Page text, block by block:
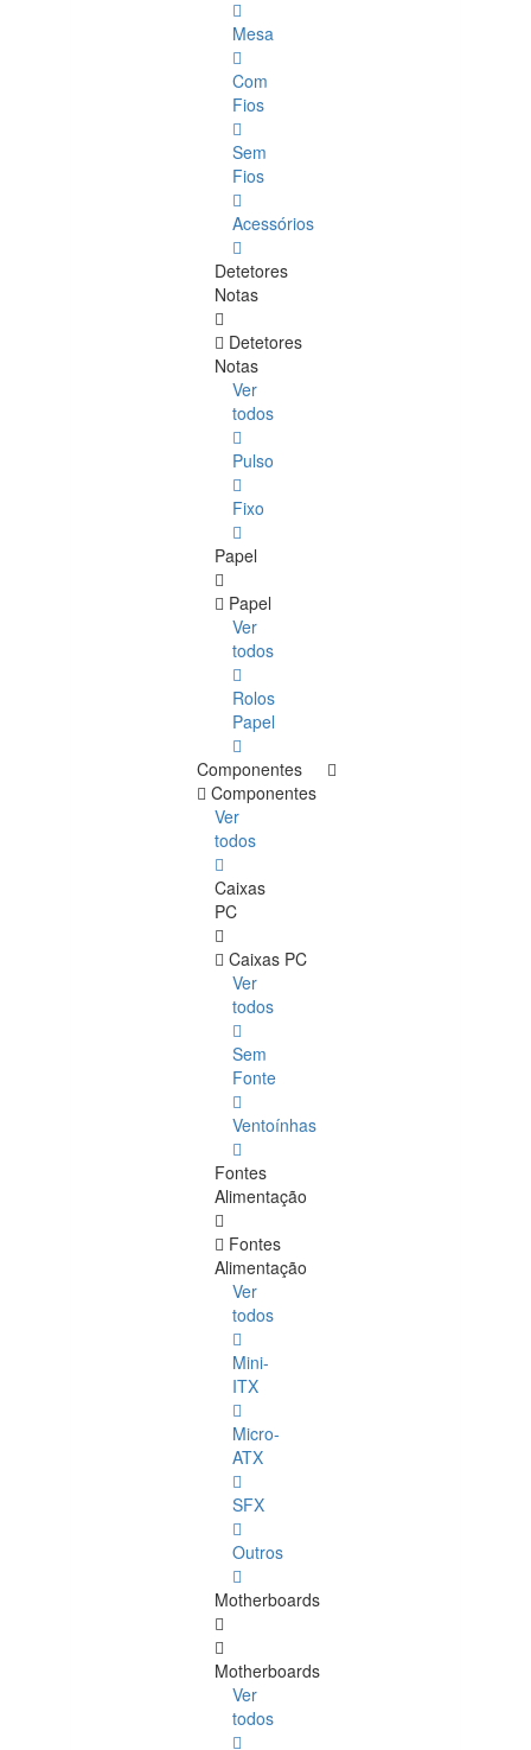
Mesa
Com
Fios
Sem
Fios
Acessórios
Detetores
Notas
Detetores
Notas
Ver
todos
Pulso
Fixo
Papel
Papel
Ver
todos
Rolos
Papel
Componentes
Componentes
Ver
todos
Caixas
PC
Caixas PC
Ver
todos
Sem
Fonte
Ventoínhas
Fontes
Alimentação
Fontes
Alimentação
Ver
todos
Mini-
ITX
Micro-
ATX
SFX
Outros
Motherboards
Motherboards
Ver
todos